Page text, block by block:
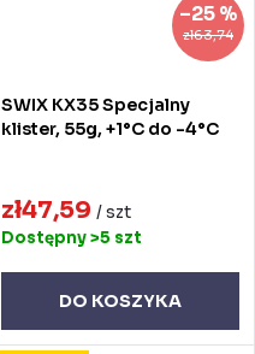
zł63,74
–25 %
SWIX KX35 Specjalny
klister, 55g, +1°C do -4°C
zł47,59 / szt
Dostępny>5 szt
DO KOSZYKA